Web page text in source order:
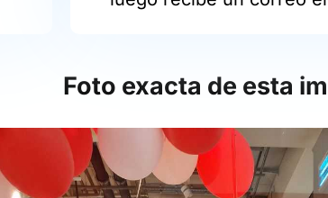
Foto exacta de esta